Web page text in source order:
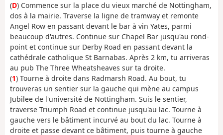
(D) Commence sur la place du vieux marché de Nottingham,
dos à la mairie. Traverse la ligne de tramway et remonte
Angel Row en passant devant le bar à vin Yates, parmi
beaucoup d'autres. Continue sur Chapel Bar jusqu'au rond-
point et continue sur Derby Road en passant devant la
cathédrale catholique St Barnabas. Après 2 km, tu arriveras
au pub The Three Wheatsheaves sur ta droite.
(1) Tourne à droite dans Radmarsh Road. Au bout, tu
trouveras un sentier sur la gauche qui mène au campus
Jubilee de l'université de Nottingham. Suis le sentier,
traverse Triumph Road et continue jusqu'au lac. Tourne à
gauche vers le bâtiment incurvé au bout du lac. Tourne à
droite et passe devant ce bâtiment, puis tourne à gauche